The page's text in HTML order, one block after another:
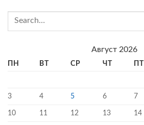
Август 2026
ПН ВТ СР ЧТ ПТ
3 4 5 6 7
10 11 12 13 14